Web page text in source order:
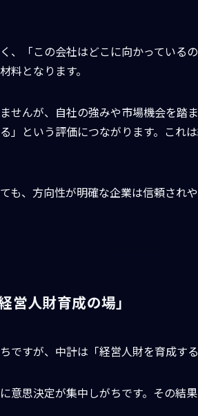
、「この会社はどこに向かっている
料となります。
せんが、自社の強みや市場機会を踏
」という評価につながります。これ
も、方向性が明確な企業は信頼され
営人財育成の場」
ですが、中計は「経営人財を育成す
意思決定が集中しがちです。その結